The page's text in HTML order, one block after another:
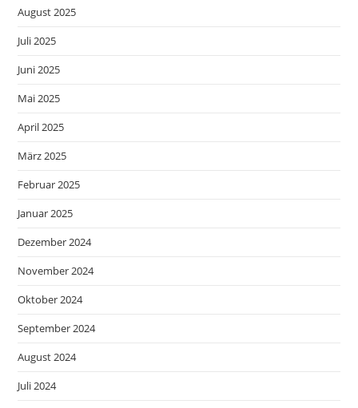
August 2025
Juli 2025
Juni 2025
Mai 2025
April 2025
März 2025
Februar 2025
Januar 2025
Dezember 2024
November 2024
Oktober 2024
September 2024
August 2024
Juli 2024